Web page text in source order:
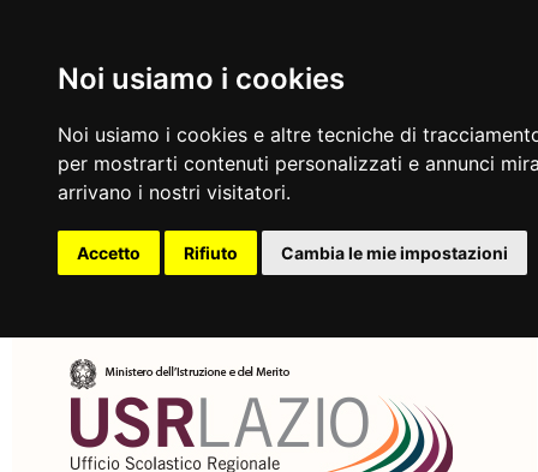
Noi usiamo i cookies
Noi usiamo i cookies e altre tecniche di
per mostrarti contenuti personalizzati e annunci
arrivano i nostri visitatori.
Accetto Rifiuto Cambia le mie impostazioni